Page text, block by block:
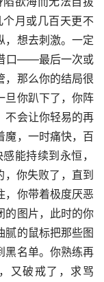
月或几百天更不
，想去刺激。一定
口——最后一次或
，那么你的结局很
旦你趴下了，你阵
不会让你轻易的再
魔，一时痛快，百
能持续到永恒，
你失败了，直到
，你带着极度厌恶
的图片，此时的你
腻的鼠标把那些图
黑名单。你熟练再
又破戒了，求骂